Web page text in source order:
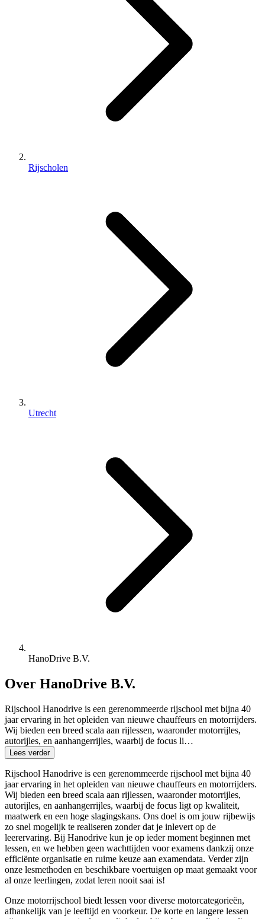
Rijscholen
Utrecht
HanoDrive B.V.
Over HanoDrive B.V.
Rijschool Hanodrive is een gerenommeerde rijschool met bijna 40
jaar ervaring in het opleiden van nieuwe chauffeurs en motorrijders.
Wij bieden een breed scala aan rijlessen, waaronder motorrijles,
autorijles, en aanhangerrijles, waarbij de focus li…
Lees verder
Rijschool Hanodrive is een gerenommeerde rijschool met bijna 40
jaar ervaring in het opleiden van nieuwe chauffeurs en motorrijders.
Wij bieden een breed scala aan rijlessen, waaronder motorrijles,
autorijles, en aanhangerrijles, waarbij de focus ligt op kwaliteit,
maatwerk en een hoge slagingskans. Ons doel is om jouw rijbewijs
zo snel mogelijk te realiseren zonder dat je inlevert op de
leerervaring. Bij Hanodrive kun je op ieder moment beginnen met
lessen, en we hebben geen wachttijden voor examens dankzij onze
efficiënte organisatie en ruime keuze aan examendata. Verder zijn
onze lesmethoden en beschikbare voertuigen op maat gemaakt voor
al onze leerlingen, zodat leren nooit saai is!
Onze motorrijschool biedt lessen voor diverse motorcategorieën,
afhankelijk van je leeftijd en voorkeur. De korte en langere lessen